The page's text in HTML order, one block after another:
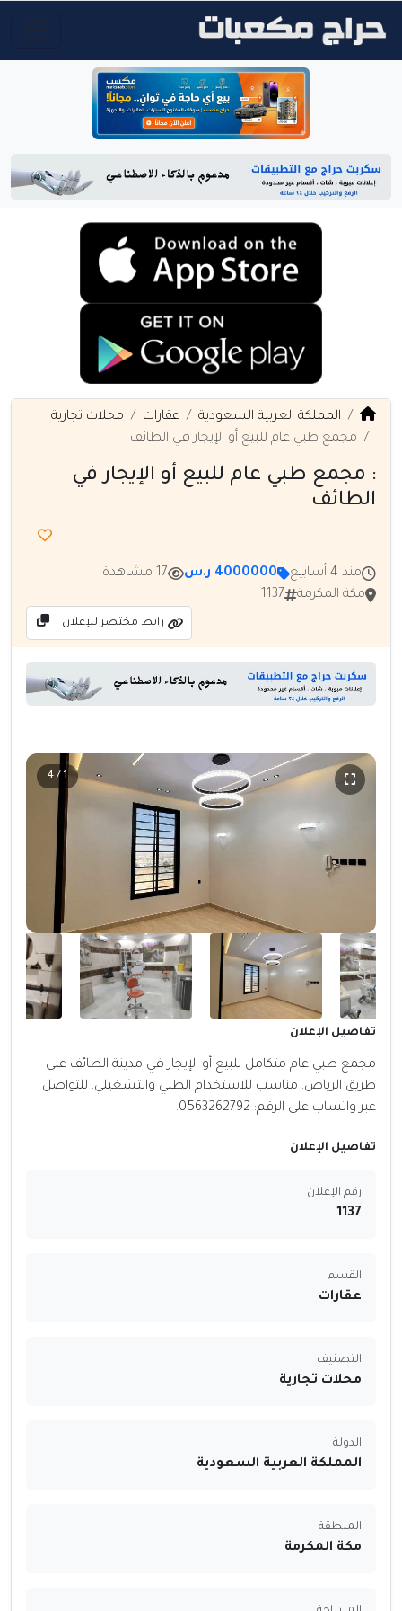
المملكة العربية السعودية عقارات
محلات تجارية
مجمع طبي عام للبيع أو الإيجار في الطائف
: مجمع طبي عام للبيع أو الإيجار في
الطائف
منذ 4 أسابيع 4000000 ر.س
17 مشاهدة
مكة المكرمة
1137
رابط مختصر للإعلان
1 / 4
تفاصيل الإعلان
مجمع طبي عام متكامل للبيع أو الإيجار في مدينة الطائف على
طريق الرياض. مناسب للاستخدام الطبي والتشغيلي. للتواصل
عبر واتساب على الرقم: 0563262792.
تفاصيل الإعلان
رقم الإعلان
1137
القسم
عقارات
التصنيف
محلات تجارية
الدولة
المملكة العربية السعودية
المنطقة
مكة المكرمة